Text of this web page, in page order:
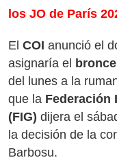
los JO de París
El COI anunció el
asignaría el
del lunes a la
que la Federación
(FIG) dijera el
la decisión de la
Barbosu.